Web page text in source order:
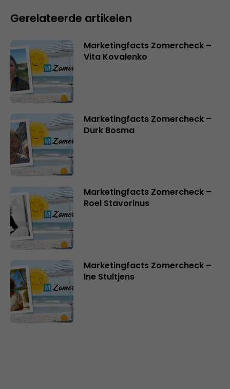
Gerelateerde artikelen
Marketingfacts Zomercheck –
Vita Kovalenko
Marketingfacts Zomercheck –
Durk Bosma
Marketingfacts Zomercheck –
Roel Stavorinus
Marketingfacts Zomercheck –
Ine Stultjens